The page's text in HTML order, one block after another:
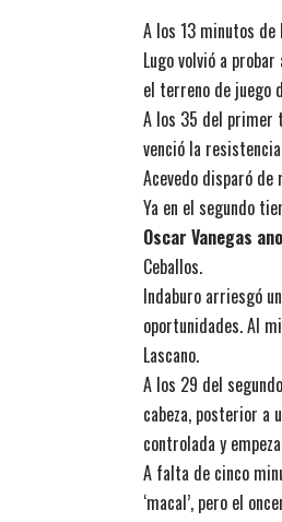
A los 13 minutos
Lugo volvió a
el terreno de juego
A los 35 del primer
venció la
Acevedo disparó
Ya en el segundo
Oscar Vanegas
Ceballos.
Indaburo arriesgó
oportunidades. Al
Lascano.
A los 29 del
cabeza, posterior a
controlada y
A falta de cinco
‘macal’, pero el